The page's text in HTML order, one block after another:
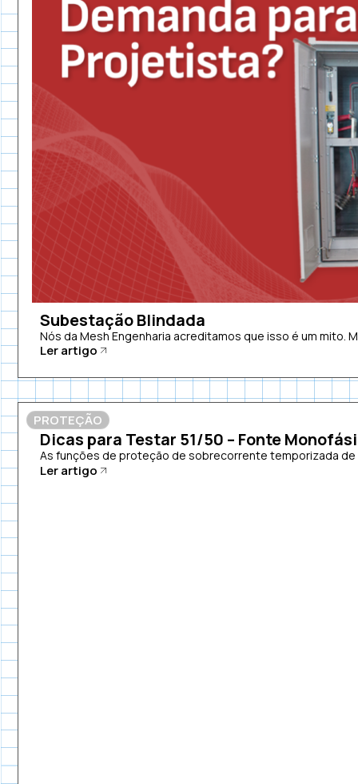
Subestação Blindada
Nós da Mesh Engenharia acreditamos que isso é um mito.
Ler artigo
PROTEÇÃO
Dicas para Testar 51/50 – Fonte
As funções de proteção de sobrecorrente temporizada de
Ler artigo